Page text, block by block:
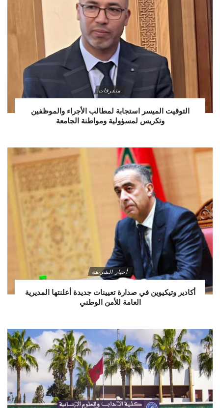
متفرقات
التوقيت الميسر استجابة لمطالب الأجراء والموظفين
وتكريس لمسؤولية ومواطنة الجامعة
أخبار الشرطة
أكادير وتيكيوين في صدارة تعيينات جديدة أعلنتها المديرية
العامة للأمن الوطني